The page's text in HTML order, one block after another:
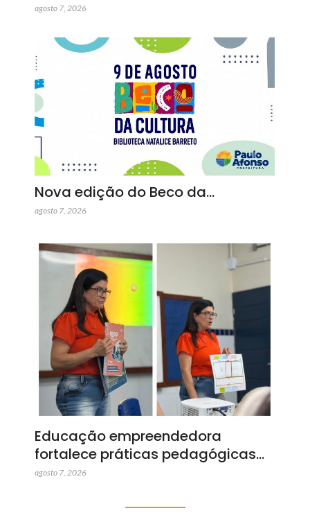
agosto 7, 2026
Nova edição do Beco da…
agosto 7, 2026
Educação empreendedora
fortalece práticas pedagógicas…
agosto 7, 2026